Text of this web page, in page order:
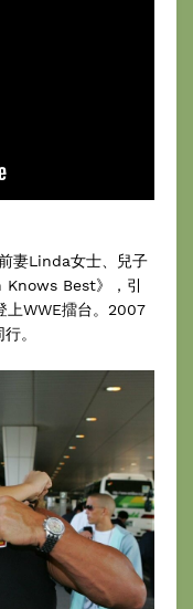
妻Linda女士、兒子
Knows Best》，引
上WWE擂台。2007
。